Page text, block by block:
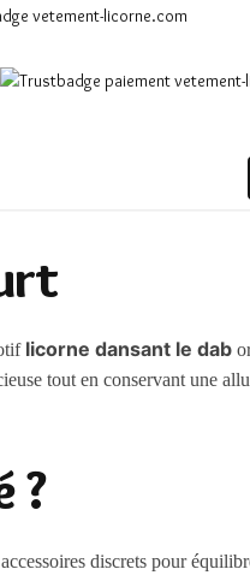
licorne dansant le dab
tout en conservant une
?
discrets pour